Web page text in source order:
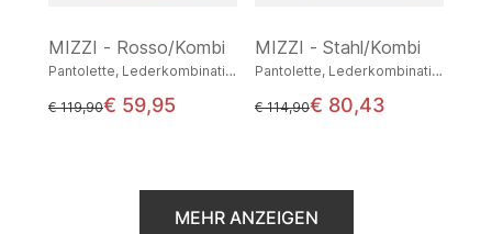
MIZZI - Rosso/Kombi
Pantolette, Lederkombination
statt
€ 119,90€ 59,95
MIZZI - Stahl/Kombi
Pantolette, Lederkombination
statt
€ 114,90€ 80,43
MEHR ANZEIGEN